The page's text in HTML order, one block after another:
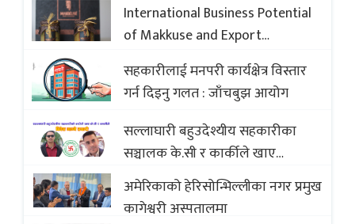
International Business Potential
of Makkuse and Export
Opportunities of Nepali Sweets
with Global Comparison to
Baklava
सहकारीलाई मनपरी कार्यक्षेत्र विस्तार
गर्न दिइनु गलत : जाँचबुझ आयोग
सल्लाघारी बहुउदेश्यीय सहकारीका
सञ्चालक के.सी र कार्कीले खाए
सदस्यको करोडौं बचत
अमेरिकाको हेरिसोन्भिल्लीका नगर प्रमुख
कागेश्वरी अस्पतालमा